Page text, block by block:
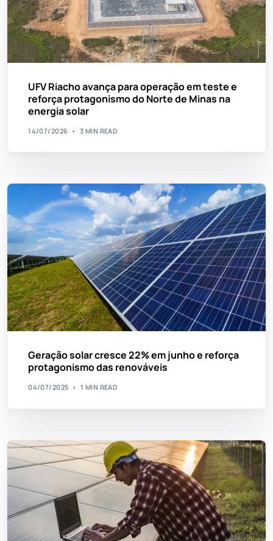
UFV Riacho avança para operação em teste e
reforça protagonismo do Norte de Minas na
energia solar
14/07/2026 3 MIN READ
Geração solar cresce 22% em junho e reforça
protagonismo das renováveis
04/07/2025 1 MIN READ